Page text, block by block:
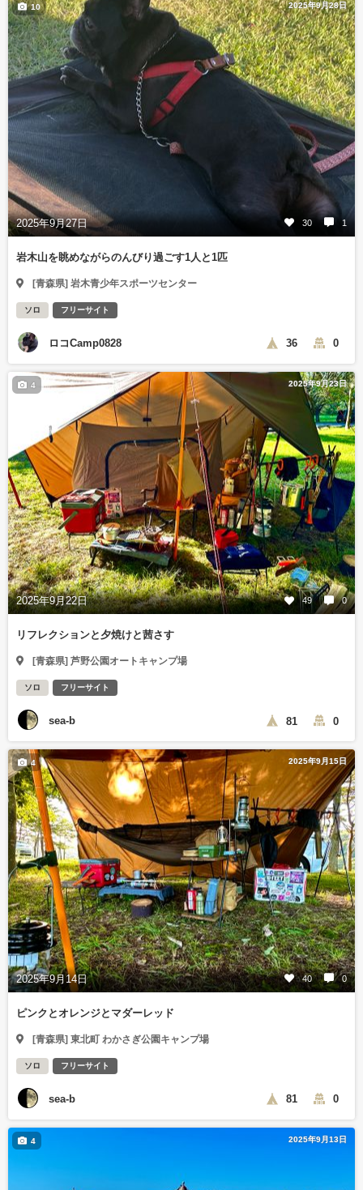
2025年9月28日
2025年9月27日 30 1
10
岩木山を眺めながらのんびり過ごす1人と1匹
[青森県] 岩木青少年スポーツセンター
ソロ フリーサイト
ロコCamp0828 36 0
2025年9月23日
2025年9月22日 49 0
4
リフレクションと夕焼けと茜さす
[青森県] 芦野公園オートキャンプ場
ソロ フリーサイト
sea-b 81 0
2025年9月15日
2025年9月14日 40 0
4
ピンクとオレンジとマダーレッド
[青森県] 東北町 わかさぎ公園キャンプ場
ソロ フリーサイト
sea-b 81 0
2025年9月13日
4